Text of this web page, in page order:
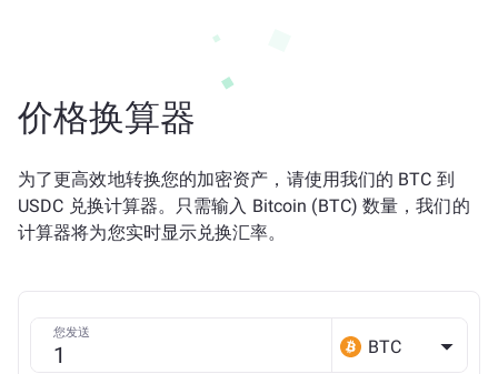
价格换算器
为了更高效地转换您的加密资产，请使用我们的 BTC 到
USDC 兑换计算器。只需输入 Bitcoin (BTC) 数量，我们的
计算器将为您实时显示兑换汇率。
您发送
BTC